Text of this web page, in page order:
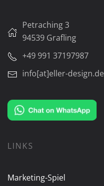
Petraching 3
94539 Grafling
+49 991 37197987
info[at]eller-design.de
LINKS
Marketing-Spiel